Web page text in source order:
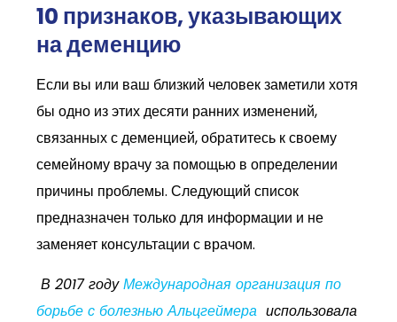
10 признаков, указывающих
на деменцию
Если вы или ваш близкий человек заметили хотя
бы одно из этих десяти ранних изменений,
связанных с деменцией, обратитесь к своему
семейному врачу за помощью в определении
причины проблемы. Следующий список
предназначен только для информации и не
заменяет консультации с врачом.
В 2017 годуМеждународная организация по
борьбе с болезнью Альцгеймера использовала